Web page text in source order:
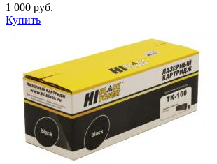
1 000 руб.
Купить